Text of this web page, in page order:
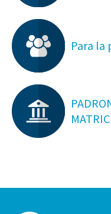
Para la